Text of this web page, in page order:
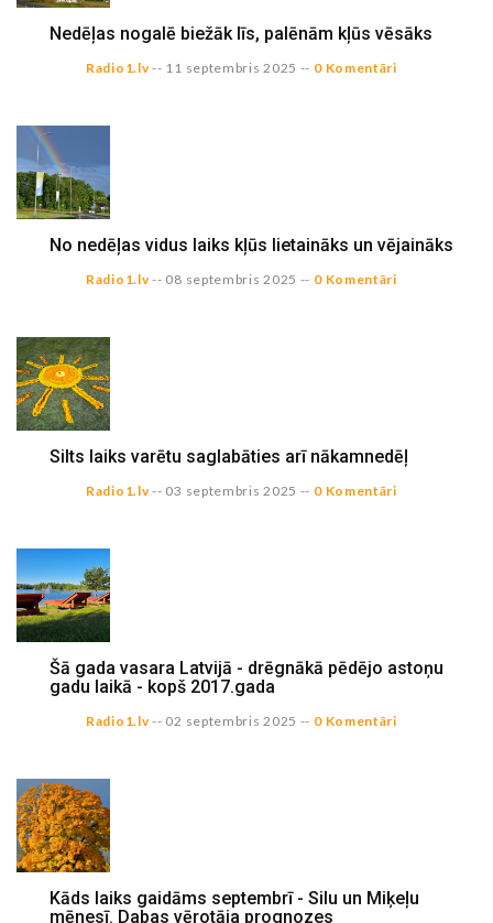
Nedēļas nogalē biežāk līs, palēnām kļūs vēsāks
Radio1.lv-- 11 septembris 2025 -- 0 Komentāri
No nedēļas vidus laiks kļūs lietaināks un vējaināks
Radio1.lv-- 08 septembris 2025 -- 0 Komentāri
Silts laiks varētu saglabāties arī nākamnedēļ
Radio1.lv-- 03 septembris 2025 -- 0 Komentāri
Šā gada vasara Latvijā - drēgnākā pēdējo astoņu
gadu laikā - kopš 2017.gada
Radio1.lv-- 02 septembris 2025 -- 0 Komentāri
Kāds laiks gaidāms septembrī - Silu un Miķeļu
mēnesī. Dabas vērotāja prognozes